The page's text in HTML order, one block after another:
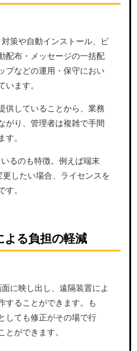
策や自動インストール、ビ
配布・メッセージの一括配
プなどの運用・保守におい
います。
供していることから、業務
がり、管理者は複雑で手間
す。
るのも特徴。例えば端末
したい場合、ライセンスを
す。
よる負担の軽減
に映し出し、遠隔装置によ
することができます。も
しても修正がその場で行
とができます。